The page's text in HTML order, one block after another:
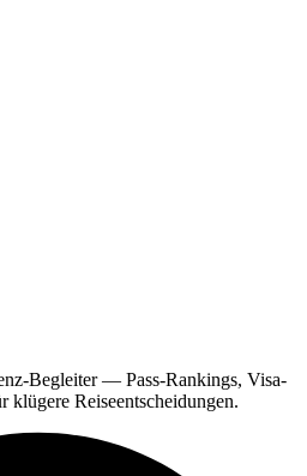
Begleiter — Pass-Rankings, Visa-
klügere Reiseentscheidungen.